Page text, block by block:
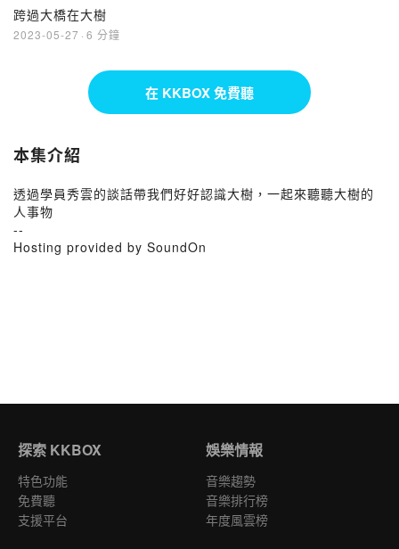
跨過大橋在大樹
2023-05-27 · 6 分鐘
在 KKBOX 免費聽
本集介紹
透過學員秀雲的談話帶我們好好認識大樹，一起來聽聽大樹的
人事物
--
Hosting provided by SoundOn
探索 KKBOX
特色功能
免費聽
支援平台
娛樂情報
音樂趨勢
音樂排行榜
年度風雲榜